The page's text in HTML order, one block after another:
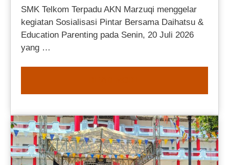
SMK Telkom Terpadu AKN Marzuqi menggelar
kegiatan Sosialisasi Pintar Bersama Daihatsu &
Education Parenting pada Senin, 20 Juli 2026
yang …